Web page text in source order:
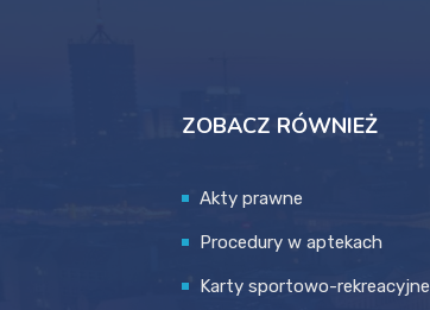
ZOBACZ RÓWNIEŻ
Akty prawne
Procedury w aptekach
Karty sportowo-rekreacyjne